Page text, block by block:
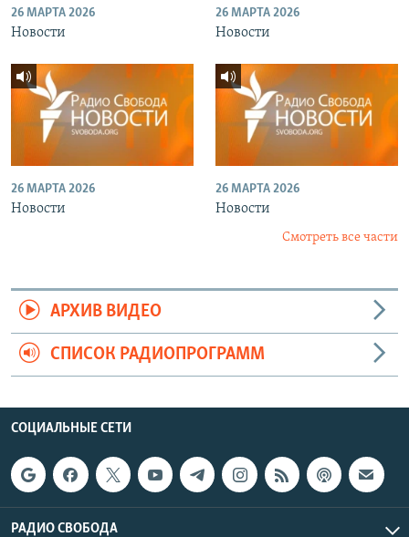
26 МАРТА 2026
Новости
26 МАРТА 2026
Новости
26 МАРТА 2026
Новости
26 МАРТА 2026
Новости
Смотреть все части
АРХИВ ВИДЕО
СПИСОК РАДИОПРОГРАММ
СОЦИАЛЬНЫЕ СЕТИ
РАДИО СВОБОДА